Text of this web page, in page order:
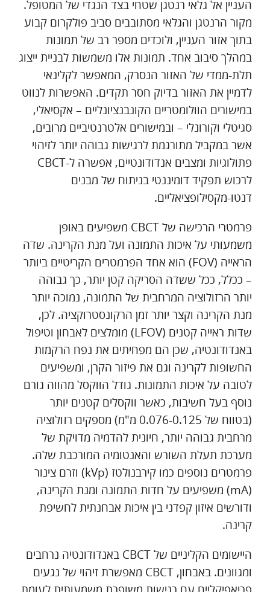
העניין אל גלאי רנטגן שטחי בצד הנגדי של המטופל.
מקור הרנטגן והגלאי מסתובבים סביב פולקרום קבוע
בתוך אזור העניין, ולוכדים מספר רב של תמונות
במהלך סיבוב אחד. תמונות אלו משמשות לבניית ייצוג
תלת-ממדי של האזור הנסרק, המאפשר לקלינאי
לדמיין את האזור בדיוק חסר תקדים. האפשרות לנווט
במישורים הוולומטריים הקונבנציונליים – אקסיאלי,
סגיטלי וקורונלי – ובמישורים אלטרנטיביים מרובים,
אשר במקביל מתורגמת לרגישות גבוהה יותר לזיהוי
פתולוגיות ומצבים אנדודונטיים, אפשרה ל-CBCT
לרכוש תפקיד דומיננטי בניתוח של מבנים
דנטו-מקסילופציאליים.
פרמטרי הרכישה של CBCT משפיעים באופן
משמעותי על איכות התמונה ועל מנת הקרינה. שדה
הראייה (FOV) הוא אחד הפרמטרים הקריטיים ביותר
– ככלל, ככל ששדה הסריקה קטן יותר, כך גבוהה
יותר הרזולוציה המרחבית של התמונה, נמוכה יותר
מנת הקרינה וקצר יותר זמן הרקונסטרוקציה. לכן,
שדות ראייה קטנים (LFOV) מומלצים לאבחון וטיפול
באנדודונטיה, שכן הם מפחיתים את נפח הרקמות
החשופות לקרינה וגם את פיזור הקרן, ומשפיעים
לטובה על איכות התמונות. גודל הווקסל מהווה גורם
נוסף בעל חשיבות, כאשר ווקסלים קטנים יותר
(בטווח של 0.076-0.125 מ"מ) מספקים רזולוציה
מרחבית גבוהה יותר, חיונית להדמיה מדויקת של
מערכת תעלת השורש והאנטומיה המורכבת שלה.
פרמטרים נוספים כמו קירבנולטז (kVp) וזרם צינור
(mA) משפיעים על חדות התמונה ומנת הקרינה,
ודורשים איזון קפדני בין איכות אבחנתית לחשיפת
קרינה.
היישומים הקליניים של CBCT באנדודונטיה נרחבים
ומגוונים. באבחון, CBCT מאפשרת זיהוי של נגעים